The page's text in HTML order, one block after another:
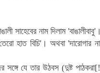
সাহেবের নাম দিলাম 'বাঙালীবাবু'।
হাত বিচি'। অথবা 'দারোগার
সঙ্গে যে তার উঠবস (দুষ্ট